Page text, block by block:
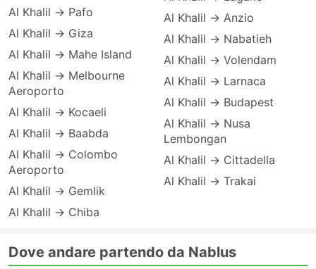
Al Khalil → Pafo
Al Khalil → Giza
Al Khalil → Mahe Island
Al Khalil → Melbourne
Aeroporto
Al Khalil → Kocaeli
Al Khalil → Baabda
Al Khalil → Colombo
Aeroporto
Al Khalil → Gemlik
Al Khalil → Chiba
Al Khalil → Anzio
Al Khalil → Nabatieh
Al Khalil → Volendam
Al Khalil → Larnaca
Al Khalil → Budapest
Al Khalil → Nusa
Lembongan
Al Khalil → Cittadella
Al Khalil → Trakai
Dove andare partendo da Nablus